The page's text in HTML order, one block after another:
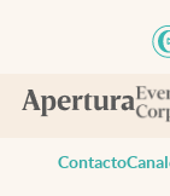
Contacto